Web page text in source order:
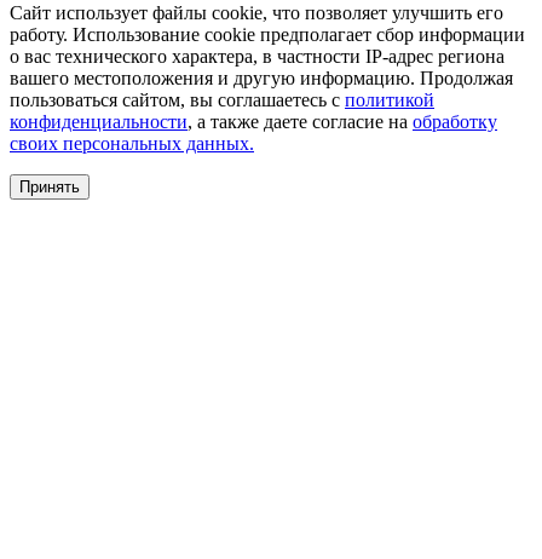
Сайт использует файлы cookie, что позволяет улучшить его
работу. Использование cookie предполагает сбор информации
о вас технического характера, в частности IP-адрес региона
вашего местоположения и другую информацию. Продолжая
пользоваться сайтом, вы соглашаетесь с политикой
конфиденциальности, а также даете согласие на обработку
своих персональных данных.
Принять